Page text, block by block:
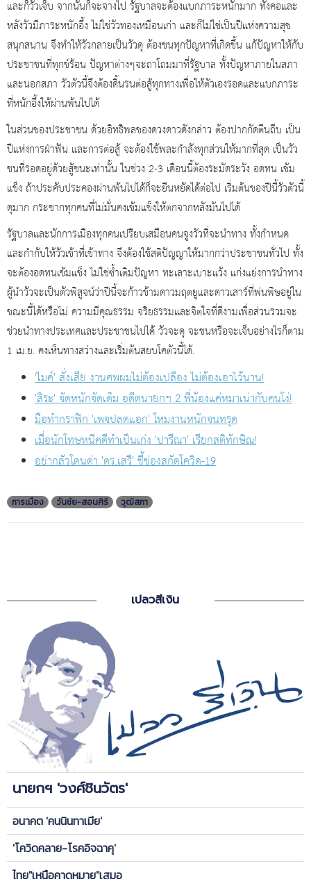
และก็วัวเจ็บ จากนั้นก็จะจางไป รัฐบาลจะต้องแบกภาระหนักมาก ทั้งคอและ
หลังวัวมีภาระหนักอึ้ง ไม่ใช่วัวทองเหมือนเก่า และก็ไม่ใช่เป็นปีแห่งความสุข
สนุกสนาน จึงทำให้วัวกลายเป็นวัวดุ ต้องชนทุกปัญหาที่เกิดขึ้น แก้ปัญหาให้กับ
ประชาชนที่ทุกข์ร้อน ปัญหาต่างๆจะถาโถมมาที่รัฐบาล ทั้งปัญหาภายในสภา
และนอกสภา วัวตัวนี้จึงต้องดิ้นรนต่อสู้ทุกทางเพื่อให้ตัวเองรอดและแบกภาระ
ที่หนักอึ้งให้ผ่านพ้นไปได้
ในส่วนของประชาชน ด้วยอิทธิพลของดวงดาวดังกล่าว ต้องปากกัดตีนถีบ เป็น
ปีแห่งการฝ่าฟัน และการต่อสู้ จะต้องใช้พละกำลังทุกส่วนให้มากที่สุด เป็นวัว
ชนที่รอดอยู่ด้วยสู้ชนะเท่านั้น ในช่วง 2-3 เดือนนี้ต้องระมัดระวัง อดทน เข้ม
แข็ง ถ้าประคับประคองผ่านพ้นไปได้ก็จะยืนหยัดได้ต่อไป เริ่มต้นของปีนี้วัวตัวนี้
ดุมาก กระชากทุกคนที่ไม่มั่นคงเข้มแข็งให้ตกจากหลังมันไปได้
รัฐบาลและนักการเมืองทุกคนเปรียบเสมือนคนจูงวัวที่จะนำทาง ทั้งกำหนด
และกำกับให้วัวเข้าที่เข้าทาง จึงต้องใช้สติปัญญาให้มากกว่าประชาชนทั่วไป ทั้ง
จะต้องอดทนเข้มแข็ง ไม่ใช่ซ้ำเติมปัญหา ทะเลาะเบาะแว้ง แก่งแย่งการนำทาง
ผู้นำวัวจะเป็นตัวพิสูจน์ว่าปีนี้จะก้าวข้ามดาวมฤตยูและดาวเสาร์ที่พ่นพิษอยู่ใน
ขณะนี้ได้หรือไม่ ความมีคุณธรรม จริยธรรมและจิตใจที่ดีงามเพื่อส่วนรวมจะ
ช่วยนำทางประเทศและประชาชนไปได้ วัวจะดุ จะชนหรือจะเจ็บอย่างไรก็ตาม
1 เม.ย. คงเห็นทางสว่างและเริ่มต้นสยบโคตัวนี้ได้.
'ไมค์' สั่งเสีย งานศพผมไม่ต้องเปลือง ไม่ต้องเอาไว้นาน!
'สิระ' จัดหนักจัดเต็ม อดีตนายกฯ 2 พี่น้องแค่หมาเน่ากับคนโง่!
มือทำกราฟิก 'เพจปลดแอก' โหมงานหนักจนทรุด
เมื่อนักโทษหนีคดีทำเป็นเก่ง 'ปารีณา' เรียกสติทักษิณ!
อย่ากลัวโดนด่า 'ดร.เสรี' ชี้ช่องสกัดโควิด-19
การเมือง วันชัย-สอนศิริ วุฒิสภา
เปลวสีเงิน
นายกฯ 'วงศ์ชินวัตร'
อนาคต 'คนนินทาเมีย'
'โควิดคลาย-โรคอิจฉาคุ'
ไทย"เหนือคาดหมาย"เสมอ